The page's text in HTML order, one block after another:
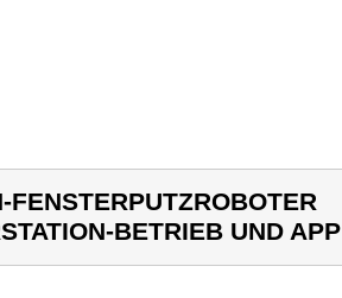
BETRIEB UND APP